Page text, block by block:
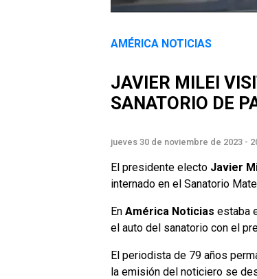
AMÉRICA NOTICIAS
JAVIER MILEI
SANATORIO DE
jueves 30 de noviembre de 2023 -
El presidente electo Javier
internado en el Sanatorio
En América Noticias estaba
el auto del sanatorio con el
El periodista de 79 años
la emisión del noticiero se